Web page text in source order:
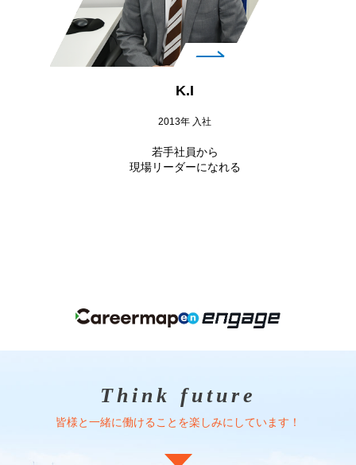
K.I
2013年 入社
若手社員から
現場リーダーになれる
Think future
皆様と一緒に働けることを楽しみにしています！